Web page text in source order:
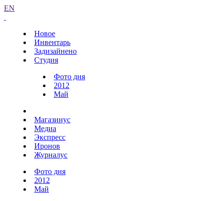
EN
Новое
Инвентарь
Задизайнено
Студия
Фото дня
2012
Май
Магазинус
Медиа
Экспресс
Иронов
Журналус
Фото дня
2012
Май